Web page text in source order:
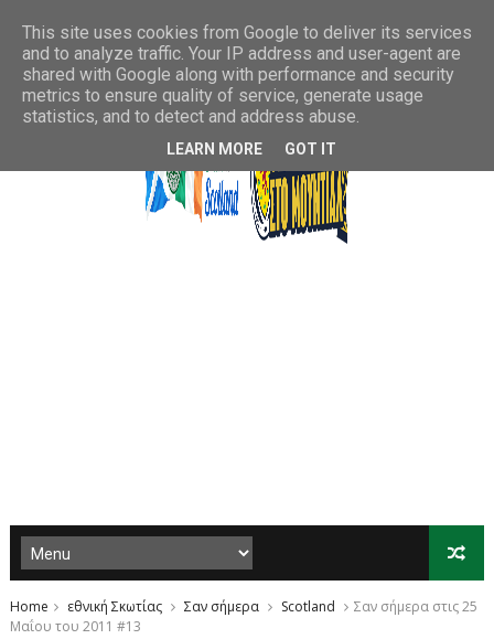
Home εθνική Σκωτίας Σαν σήμερα Scotland
Σαν σήμερα στις 25
Μαΐου του 2011 #13
This site uses cookies from Google to deliver its services
and to analyze traffic. Your IP address and user-agent are
shared with Google along with performance and security
metrics to ensure quality of service, generate usage
statistics, and to detect and address abuse.
LEARN MORE GOT IT